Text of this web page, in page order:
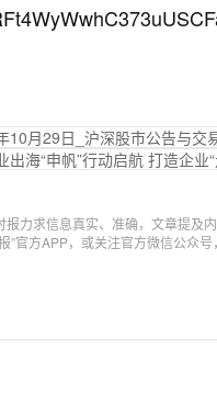
10月29日_沪深股市公告与交
出海“申帆”行动启航 打造企业
报力求信息真实、准确，文章提及
”官方APP，或关注官方微信公众